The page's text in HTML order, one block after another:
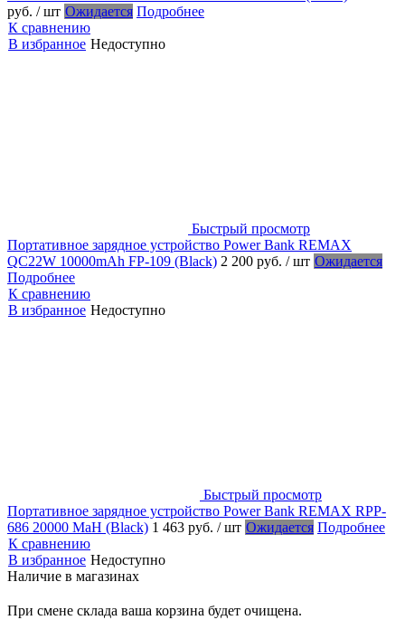
руб. / шт Ожидается Подробнее
К сравнению
В избранное Недоступно
Быстрый просмотр
Портативное зарядное устройство Power Bank REMAX
QC22W 10000mAh FP-109 (Black) 2 200 руб. / шт Ожидается
Подробнее
К сравнению
В избранное Недоступно
Быстрый просмотр
Портативное зарядное устройство Power Bank REMAX RPP-
686 20000 MaH (Black) 1 463 руб. / шт Ожидается Подробнее
К сравнению
В избранное Недоступно
Наличие в магазинах
При смене склада ваша корзина будет очищена.